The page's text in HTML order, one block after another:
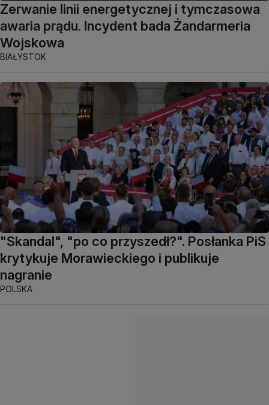
Zerwanie linii energetycznej i tymczasowa
awaria prądu. Incydent bada Żandarmeria
Wojskowa
BIAŁYSTOK
"Skandal", "po co przyszedł?". Posłanka PiS
krytykuje Morawieckiego i publikuje
nagranie
POLSKA